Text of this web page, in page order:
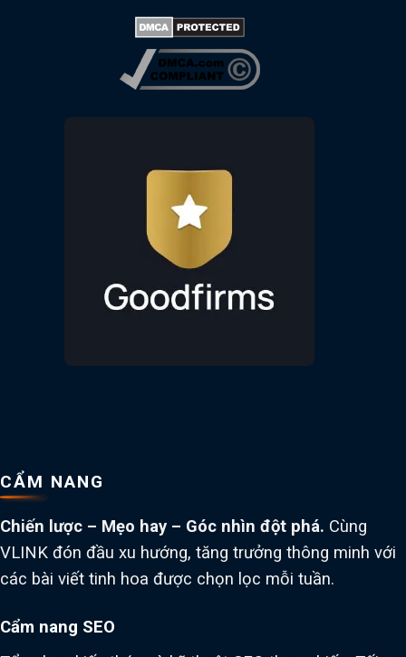
CẨM NANG
Chiến lược – Mẹo hay – Góc nhìn đột phá. Cùng
VLINK đón đầu xu hướng, tăng trưởng thông minh với
các bài viết tinh hoa được chọn lọc mỗi tuần.
Cẩm nang SEO